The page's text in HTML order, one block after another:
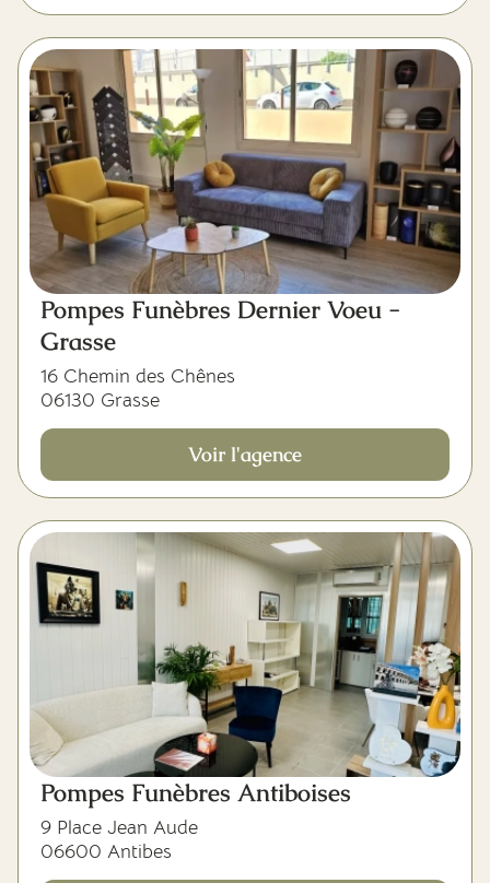
Pompes Funèbres Dernier Voeu -
Grasse
16 Chemin des Chênes
06130 Grasse
Voir l'agence
Pompes Funèbres Antiboises
9 Place Jean Aude
06600 Antibes